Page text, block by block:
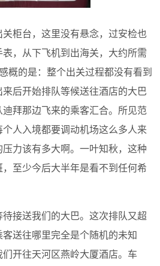
柜台，这里没有悬念，过安检也
，从下飞机到出海关，大约所需
概的是：整个出关过程都没有看到
后开始排队等候送往酒店的大巴
拜那边飞来的乘客汇合。所见范
人入境都要调动机场这么多人来
力该有多大啊。一叶知秋，这种
至少今后大半年是看不到任何希
接送我们的大巴。这次排队又超
送往哪里完全是个随机的未知
开往天河区燕岭大厦酒店。车